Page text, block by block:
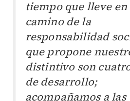
tiempo que lleve en
camino de la
responsabilidad
que propone
distintivo son
de desarrollo;
acompañamos a las